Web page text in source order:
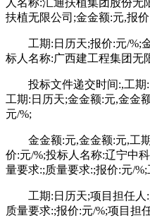
人名称:汇通扶植集团股份无
扶植无限公司;金金额:元,报价:
工期:日历天;报价:元/%;金
标人名称:广西建工程集团无
投标文件递交时间:,工期:
工期:日历天;金金额:元,金金
元/%;
金金额:元,金金额:元,工期
价:元/%;投标人名称:辽宁中
量要求:;质量要求:;报价:元/%;
工期:日历天;项目担任人:;
质量要求:;报价:元/%;项目担